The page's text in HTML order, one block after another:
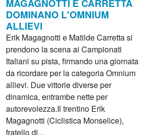
MAGAGNOTTI E CARRETTA
DOMINANO L'OMNIUM
ALLIEVI
Erik Magagnotti e Matilde Carretta si
prendono la scena ai Campionati
Italiani su pista, firmando una giornata
da ricordare per la categoria Omnium
allievi. Due vittorie diverse per
dinamica, entrambe nette per
autorevolezza.Il trentino Erik
Magagnotti (Ciclistica Monselice),
fratello di...